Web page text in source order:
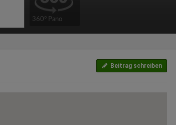
360° Pano
Beitrag schreiben